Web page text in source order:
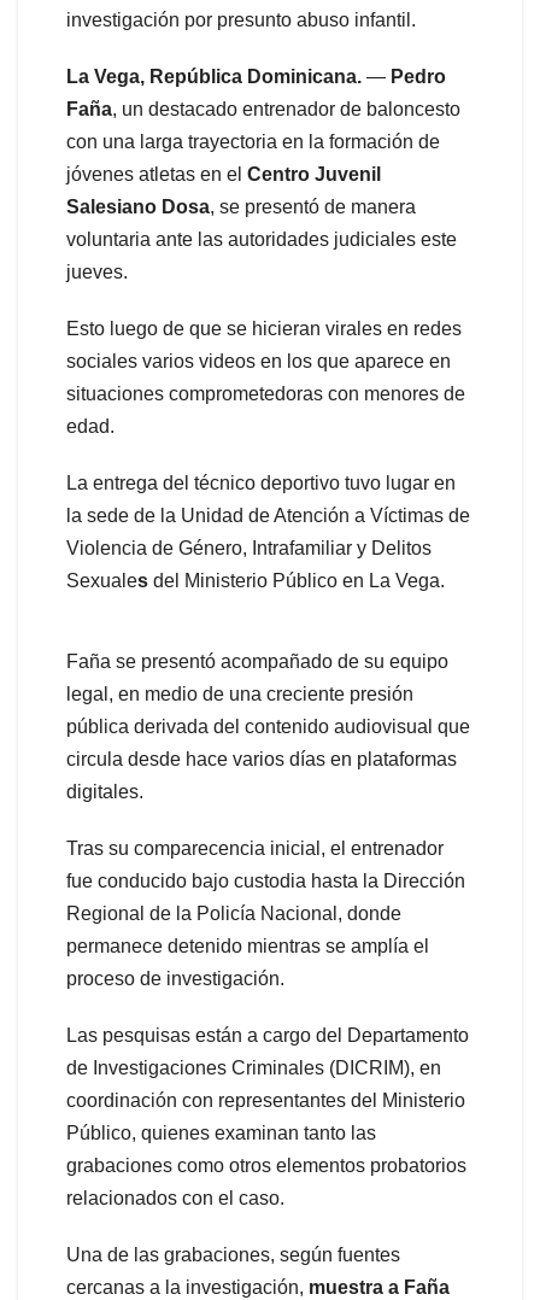
investigación por presunto abuso infantil.
La Vega, República Dominicana. — Pedro
Faña, un destacado entrenador de baloncesto
con una larga trayectoria en la formación de
jóvenes atletas en el Centro Juvenil
Salesiano Dosa, se presentó de manera
voluntaria ante las autoridades judiciales este
jueves.
Esto luego de que se hicieran virales en redes
sociales varios videos en los que aparece en
situaciones comprometedoras con menores de
edad.
La entrega del técnico deportivo tuvo lugar en
la sede de la Unidad de Atención a Víctimas de
Violencia de Género, Intrafamiliar y Delitos
Sexuales del Ministerio Público en La Vega.
Faña se presentó acompañado de su equipo
legal, en medio de una creciente presión
pública derivada del contenido audiovisual que
circula desde hace varios días en plataformas
digitales.
Tras su comparecencia inicial, el entrenador
fue conducido bajo custodia hasta la Dirección
Regional de la Policía Nacional, donde
permanece detenido mientras se amplía el
proceso de investigación.
Las pesquisas están a cargo del Departamento
de Investigaciones Criminales (DICRIM), en
coordinación con representantes del Ministerio
Público, quienes examinan tanto las
grabaciones como otros elementos probatorios
relacionados con el caso.
Una de las grabaciones, según fuentes
cercanas a la investigación, muestra a Faña